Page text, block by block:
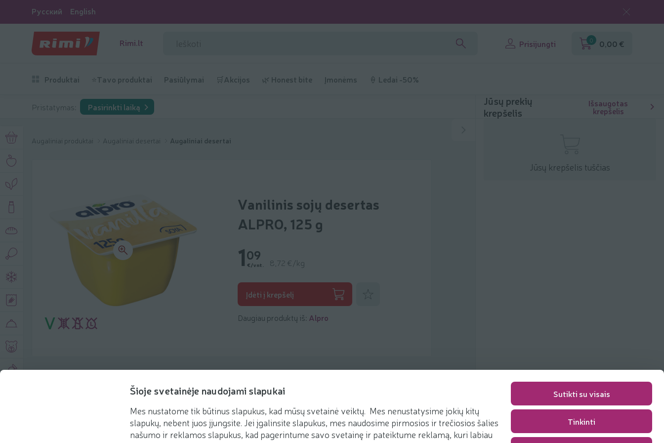
Šioje svetainėje naudojami slapukai
Mes nustatome tik būtinus slapukus, kad mūsų svetainė veiktų. Mes nenustatysime jokių kitų
slapukų, nebent juos įjungsite. Jei įgalinsite slapukus, mes naudosime pirmosios ir trečiosios šalies
našumo ir reklamos slapukus, kad pagerintume savo svetainę ir pateiktume reklamą, kuri labiau
Sutikti su visais
Tinkinti
Русский English
Rimi.lt Prisijungti 0 0,00 €
Produktai ⭐Tavo produktai Pasiūlymai 🛒Akcijos 🌿 Honest bite Įmonėms 🍦 Ledai -50%
Pristatymas: Pasirinkti laiką
Augaliniai produktai Augaliniai desertai Augaliniai desertai
Vanilinis sojų desertas
ALPRO, 125 g
109
€/vnt. 8,72 €/kg
Įdėti į krepšelį
Daugiau produktų iš: Alpro
Produkto aprašymas
Rekomenduojame Receptai
Jūsų prekių
krepšelis
Išsaugotas
krepšelis
Jūsų krepšelis tuščias
Pakavimo mokestis 0,00 €